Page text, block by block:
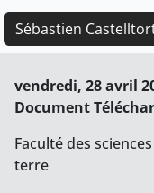
Sébastien
vendredi, 28 avril
Document
Faculté des
terre